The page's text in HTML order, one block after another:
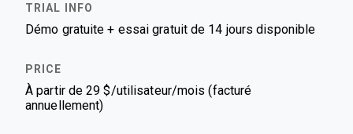
Démo gratuite + essai gratuit de 14 jours disponible
À partir de 29 $/utilisateur/mois (facturé
annuellement)